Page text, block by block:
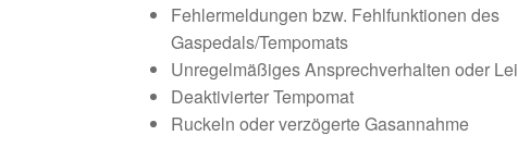
Fehlermeldungen bzw. Fehlfunktionen des
Gaspedals/Tempomats
Unregelmäßiges Ansprechverhalten oder
Deaktivierter Tempomat
Ruckeln oder verzögerte Gasannahme